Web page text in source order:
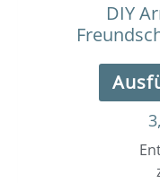
DIY